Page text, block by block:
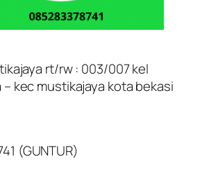
rt/rw : 003/007 kel
kec mustikajaya kota bekasi
(GUNTUR)